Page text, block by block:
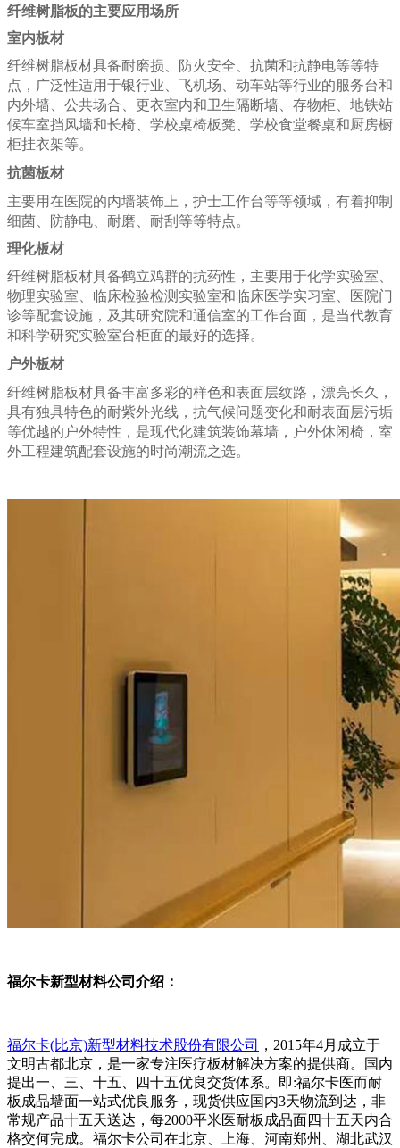
纤维树脂板的主要应用场所
室内板材
纤维树脂板材具备耐磨损、防火安全、抗菌和抗静电等等特
点，广泛性适用于银行业、飞机场、动车站等行业的服务台和
内外墙、公共场合、更衣室内和卫生隔断墙、存物柜、地铁站
候车室挡风墙和长椅、学校桌椅板凳、学校食堂餐桌和厨房橱
柜挂衣架等。
抗菌板材
主要用在医院的内墙装饰上，护士工作台等等领域，有着抑制
细菌、防静电、耐磨、耐刮等等特点。
理化板材
纤维树脂板材具备鹤立鸡群的抗药性，主要用于化学实验室、
物理实验室、临床检验检测实验室和临床医学实习室、医院门
诊等配套设施，及其研究院和通信室的工作台面，是当代教育
和科学研究实验室台柜面的最好的选择。
户外板材
纤维树脂板材具备丰富多彩的样色和表面层纹路，漂亮长久，
具有独具特色的耐紫外光线，抗气候问题变化和耐表面层污垢
等优越的户外特性，是现代化建筑装饰幕墙，户外休闲椅，室
外工程建筑配套设施的时尚潮流之选。
福尔卡新型材料公司介绍：
福尔卡(比京)新型材料技术股份有限公司
，2015年4月成立于
文明古都北京，是一家专注医疗板材解决方案的提供商。国内
提出一、三、十五、四十五优良交货体系。即:福尔卡医而耐
板成品墙面一站式优良服务，现货供应国内3天物流到达，非
常规产品十五天送达，每2000平米医耐板成品面四十五天内合
格交何完成。福尔卡公司在北京、上海、河南郑州、湖北武汉